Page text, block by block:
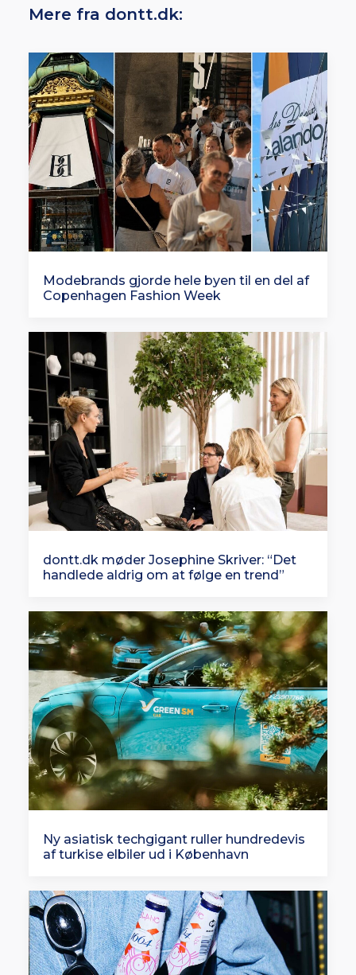
Mere fra dontt.dk:
Modebrands gjorde hele byen til en del af
Copenhagen Fashion Week
dontt.dk møder Josephine Skriver: “Det
handlede aldrig om at følge en trend”
Ny asiatisk techgigant ruller hundredevis
af turkise elbiler ud i København